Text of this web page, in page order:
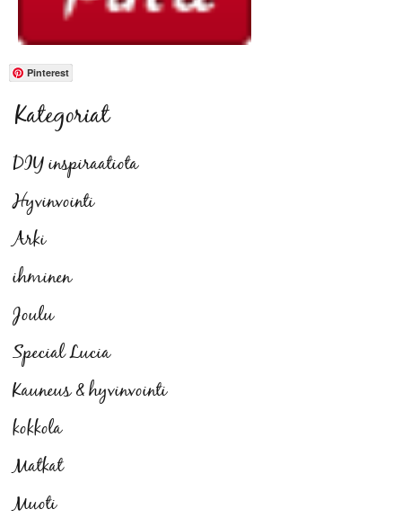
Pinterest
Kategoriat
DIY inspiraatiota
Hyvinvointi
Arki
ihminen
Joulu
Special Lucia
Kauneus & hyvinvointi
kokkola
Matkat
Muoti